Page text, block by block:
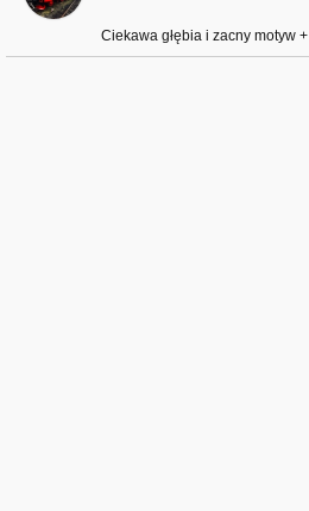
Ciekawa głębia i zacny motyw +